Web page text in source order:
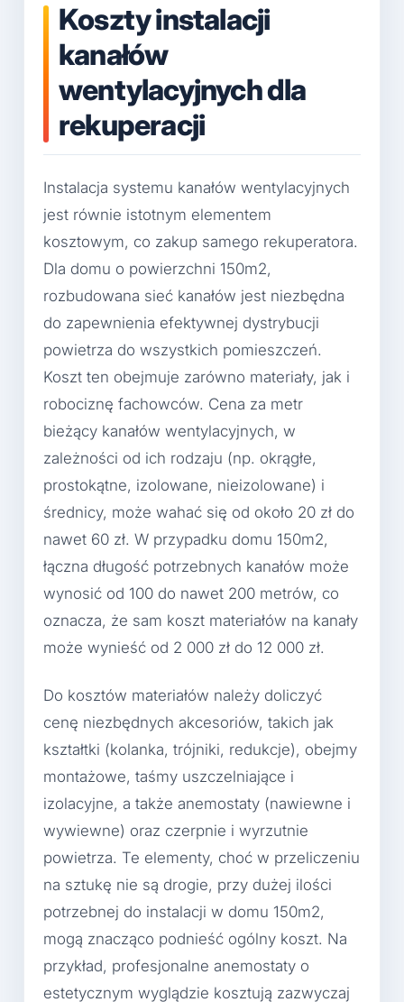
Koszty instalacji
kanałów
wentylacyjnych dla
rekuperacji
Instalacja systemu kanałów wentylacyjnych
jest równie istotnym elementem
kosztowym, co zakup samego rekuperatora.
Dla domu o powierzchni 150m2,
rozbudowana sieć kanałów jest niezbędna
do zapewnienia efektywnej dystrybucji
powietrza do wszystkich pomieszczeń.
Koszt ten obejmuje zarówno materiały, jak i
robociznę fachowców. Cena za metr
bieżący kanałów wentylacyjnych, w
zależności od ich rodzaju (np. okrągłe,
prostokątne, izolowane, nieizolowane) i
średnicy, może wahać się od około 20 zł do
nawet 60 zł. W przypadku domu 150m2,
łączna długość potrzebnych kanałów może
wynosić od 100 do nawet 200 metrów, co
oznacza, że sam koszt materiałów na kanały
może wynieść od 2 000 zł do 12 000 zł.
Do kosztów materiałów należy doliczyć
cenę niezbędnych akcesoriów, takich jak
kształtki (kolanka, trójniki, redukcje), obejmy
montażowe, taśmy uszczelniające i
izolacyjne, a także anemostaty (nawiewne i
wywiewne) oraz czerpnie i wyrzutnie
powietrza. Te elementy, choć w przeliczeniu
na sztukę nie są drogie, przy dużej ilości
potrzebnej do instalacji w domu 150m2,
mogą znacząco podnieść ogólny koszt. Na
przykład, profesjonalne anemostaty o
estetycznym wyglądzie kosztują zazwyczaj